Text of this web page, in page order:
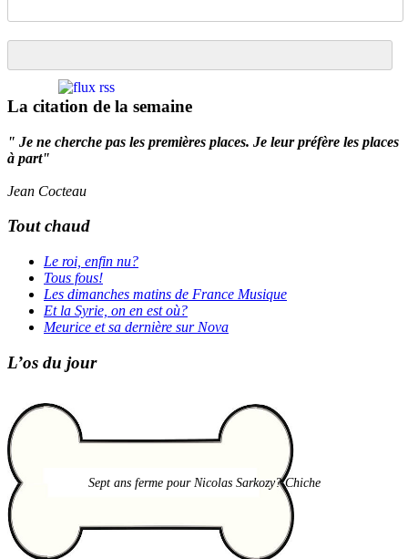
La citation de la semaine
" Je ne cherche pas les premières places. Je leur préfère les places
à part"
Jean Cocteau
Tout chaud
Le roi, enfin nu?
Tous fous!
Les dimanches matins de France Musique
Et la Syrie, on en est où?
Meurice et sa dernière sur Nova
L’os du jour
Sept ans ferme pour Nicolas Sarkozy? Chiche